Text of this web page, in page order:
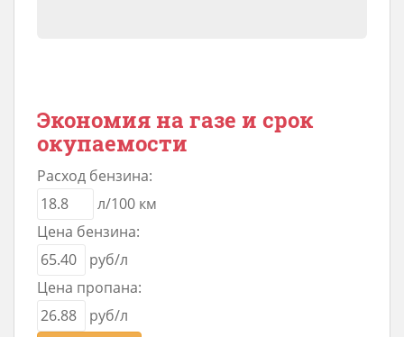
Экономия на газе и срок
окупаемости
Расход бензина:
л/100 км
Цена бензина:
руб/л
Цена пропана:
руб/л